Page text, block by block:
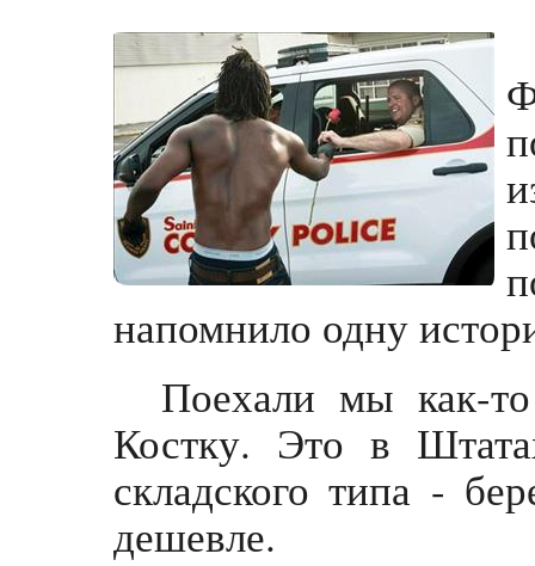
напомнило одну
Поехали мы как-
Костку. Это в
складского типа -
дешевле.